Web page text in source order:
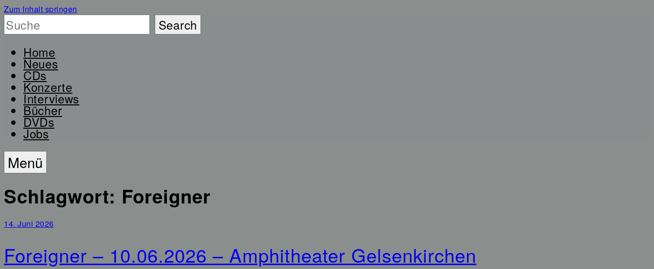
Zum Inhalt springen
Home
Neues
CDs
Konzerte
Interviews
Bücher
DVDs
Jobs
Menü
Schlagwort: Foreigner
14. Juni 2026
Foreigner – 10.06.2026 – Amphitheater Gelsenkirchen